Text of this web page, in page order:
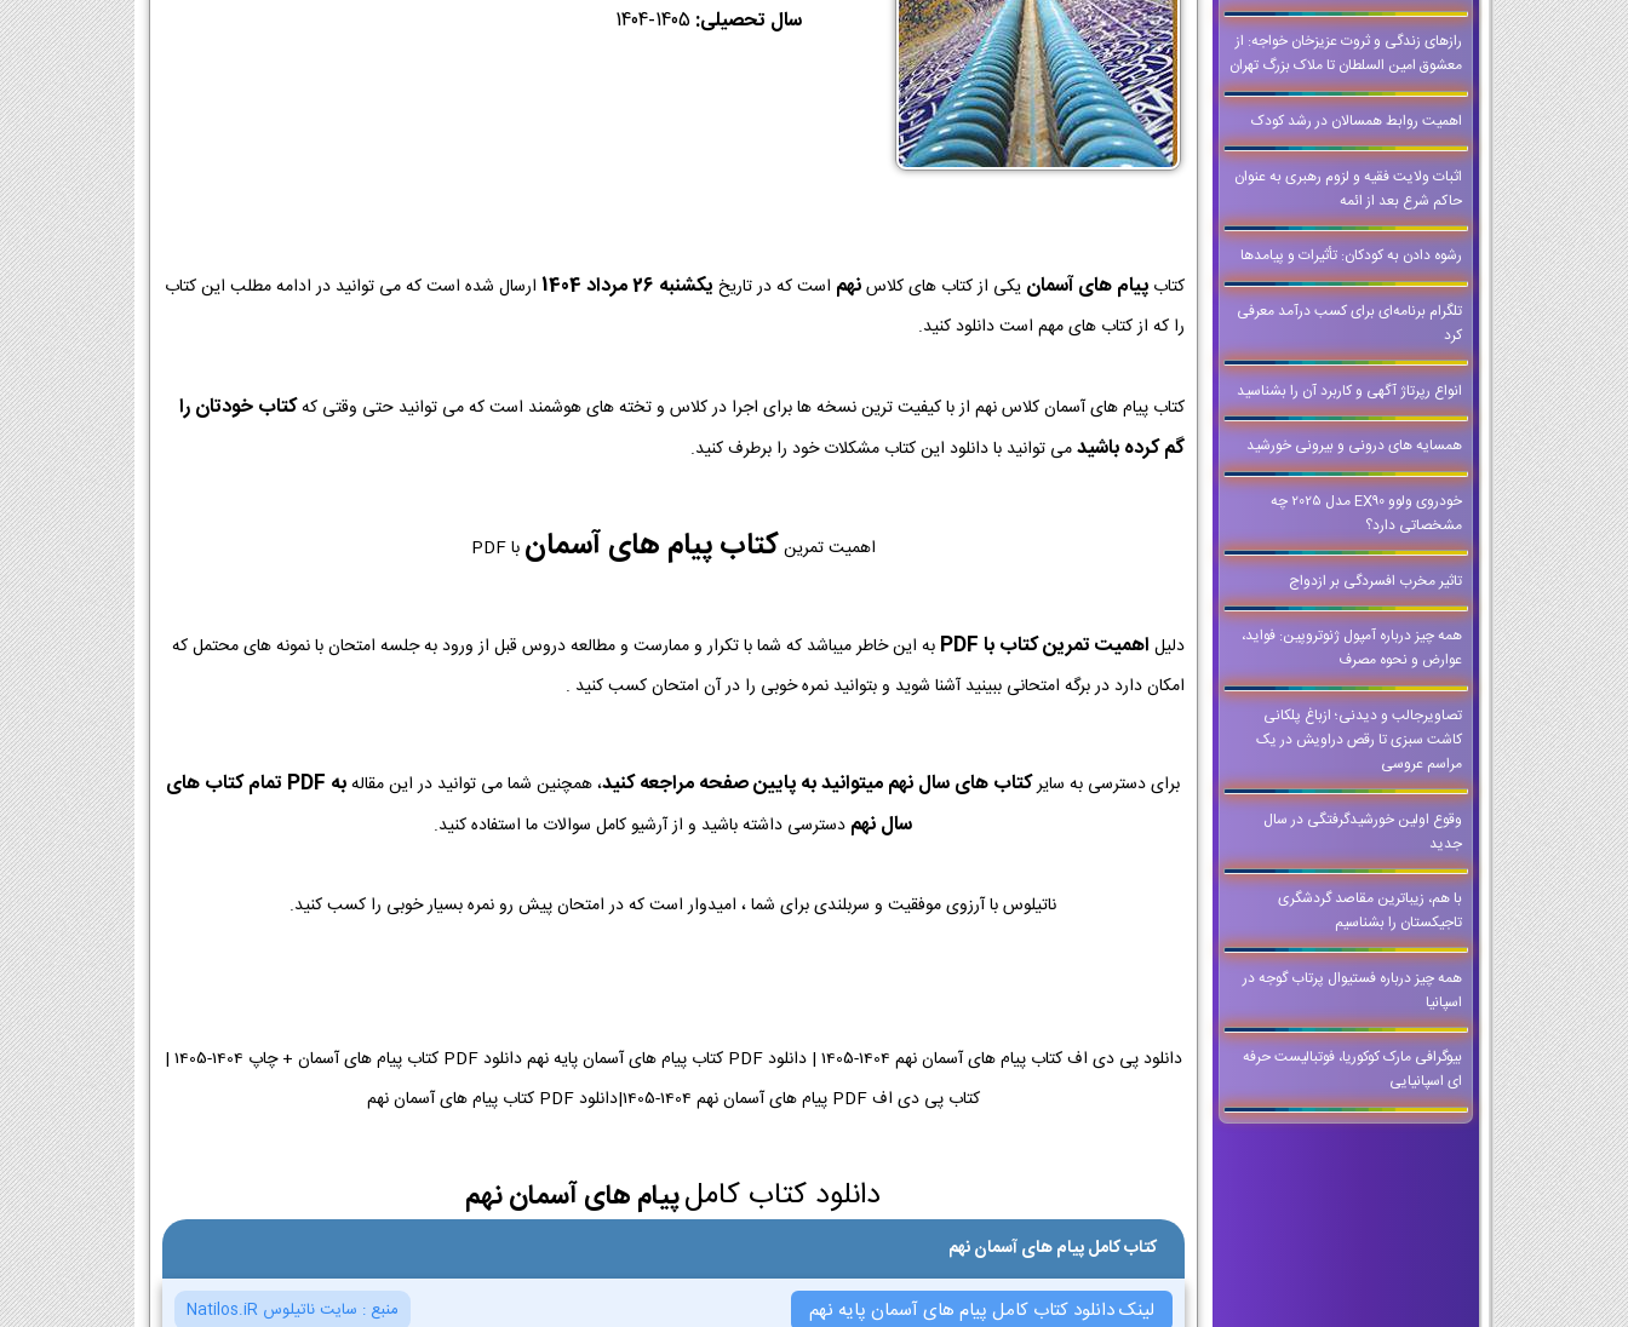
رازهای زندگی و ثروت عزیزخان خواجه: از
معشوق امین السلطان تا ملاک بزرگ تهران
اهمیت روابط همسالان در رشد کودک
اثبات ولایت فقیه و لزوم رهبری به عنوان
حاکم شرع بعد از ائمه
رشوه دادن به کودکان: تأثیرات و پیامدها
تلگرام برنامه‌ای برای کسب درآمد معرفی
کرد
انواع رپرتاژ آگهی و کاربرد آن را بشناسید
همسايه هاي دروني و بيروني خورشيد
خودروی ولوو EX90 مدل 2025 چه
مشخصاتی دارد؟
تاثیر مخرب افسردگی بر ازدواج
همه چیز درباره آمپول ژنوتروپین: فواید،
عوارض و نحوه مصرف
تصاویرجالب و دیدنی؛ ازباغ پلکانی
کاشت سبزی تا رقص دراویش در یک
مراسم عروسی
وقوع اولین خورشید‌گرفتگی در سال
جدید
با هم، زیباترین مقاصد گردشگری
تاجیکستان را بشناسیم
همه چیز درباره فستیوال پرتاب گوجه در
اسپانیا
بیوگرافی مارک کوکوریا، فوتبالیست حرفه
ای اسپانیایی
سال تحصیلی: 1404-1405
کتابپیام های آسمان یکی از کتاب های کلاسنهم است که در تاریخ يكشنبه 26 مرداد 1404
ارسال شده است که می توانید در ادامه مطلب این کتاب
را که از کتاب های مهم است دانلود کنید.
کتاب پیام های آسمان کلاس نهم از با کیفیت ترین نسخه ها برای اجرا در کلاس و تخته های هوشمند است که می توانید حتی وقتی کهکتاب خودتان را
گم کرده باشیدمی توانید با دانلود این کتاب مشکلات خود را برطرف کنید.
اهمیت تمرینکتاب پیام های آسمان با PDF
دلیل اهمیت تمرین کتاب با PDF
به این خاطر میباشد که شما با تکرار و ممارست و مطالعه دروس قبل از ورود به جلسه امتحان با نمونه های محتمل که
امکان دارد در برگه امتحانی ببینید آشنا شوید و بتوانید نمره خوبی را در آن امتحان کسب کنید .
برای دسترسی به سایرکتاب های سال نهم میتوانید به پایین صفحه مراجعه کنید، همچنین شما می توانید در این مقاله
به PDF تمام کتاب های
سال نهم دسترسی داشته باشید و از آرشیو کامل سوالات ما استفاده کنید.
ناتیلوس با آرزوی موفقیت و سربلندی برای شما ، امیدوار است که در امتحان پیش رو نمره بسیار خوبی را کسب کنید.
دانلود پی دی اف کتاب پیام های آسمان نهم 1404-1405 | دانلود PDF کتاب پیام های آسمان پایه نهم دانلود PDF کتاب پیام های آسمان + چاپ 1404-1405 |
کتاب پی دی اف PDF پیام های آسمان نهم 1404-1405|دانلود PDF کتاب پیام های آسمان نهم
دانلود کتاب کاملپیام های آسمان نهم
کتاب کامل پیام های آسمان نهم
لینک دانلود کتاب کامل پیام های آسمان پایه نهم منبع : سایت ناتیلوس Natilos.iR